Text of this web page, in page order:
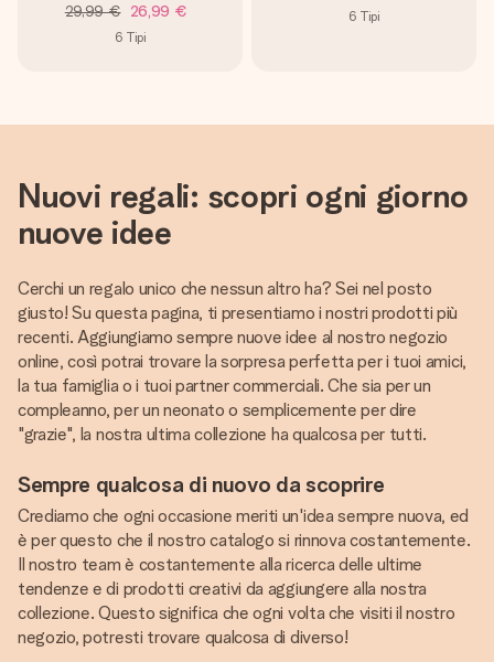
29,99 € 26,99 €
6 Tipi
6 Tipi
Nuovi regali: scopri ogni giorno
nuove idee
Cerchi un regalo unico che nessun altro ha? Sei nel posto
giusto! Su questa pagina, ti presentiamo i nostri prodotti più
recenti. Aggiungiamo sempre nuove idee al nostro negozio
online, così potrai trovare la sorpresa perfetta per i tuoi amici,
la tua famiglia o i tuoi partner commerciali. Che sia per un
compleanno, per un neonato o semplicemente per dire
"grazie", la nostra ultima collezione ha qualcosa per tutti.
Sempre qualcosa di nuovo da scoprire
Crediamo che ogni occasione meriti un'idea sempre nuova, ed
è per questo che il nostro catalogo si rinnova costantemente.
Il nostro team è costantemente alla ricerca delle ultime
tendenze e di prodotti creativi da aggiungere alla nostra
collezione. Questo significa che ogni volta che visiti il nostro
negozio, potresti trovare qualcosa di diverso!